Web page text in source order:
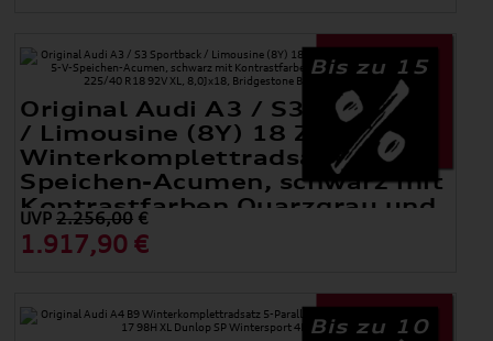
Bis zu 15
Original Audi A3 / S3 Sportback
/ Limousine (8Y) 18 Zoll
Winterkomplettradsatz 5-V-
Speichen-Acumen, schwarz mit
Kontrastfarben Quarzgrau und
Signalrot
225/40 R18 92V XL, 8,0Jx18, Bridgestone Blizzak LM005 AO
UVP2.256,00 €
1.917,90 €
Bis zu 10